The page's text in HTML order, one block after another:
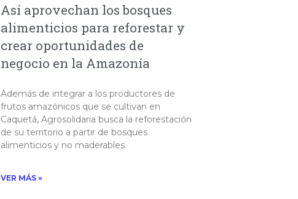
Así aprovechan los bosques
alimenticios para reforestar y
crear oportunidades de
negocio en la Amazonía
Además de integrar a los productores de
frutos amazónicos que se cultivan en
Caquetá, Agrosolidaria busca la reforestación
de su territorio a partir de bosques
alimenticios y no maderables.​
VER MÁS »